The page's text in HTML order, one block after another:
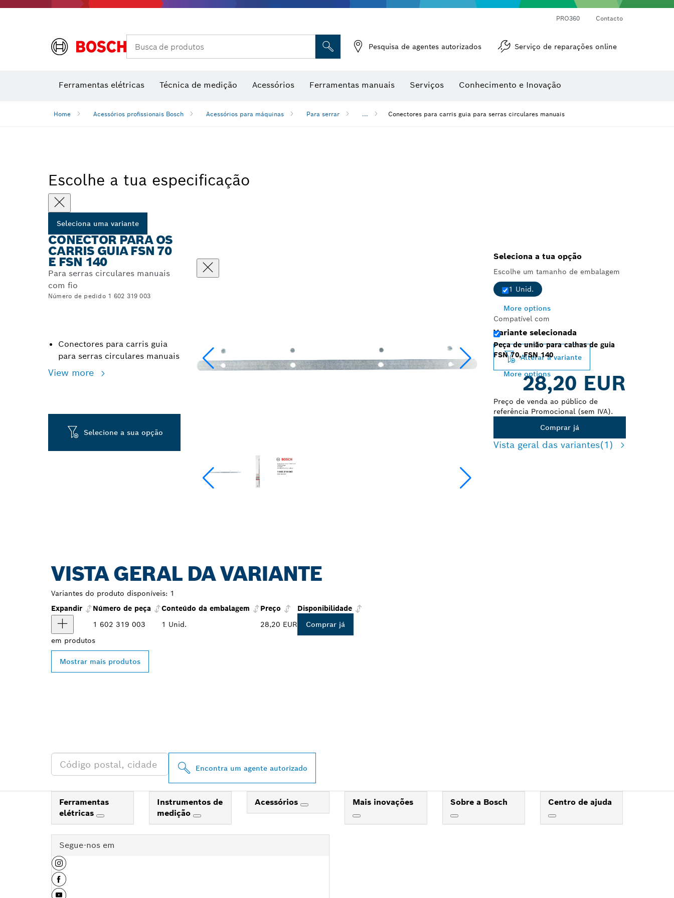
PRO360 Contacto
Busca de produtos Pesquisa de agentes autorizados Serviço de reparações online
Ferramentas elétricas Técnica de medição Acessórios Ferramentas manuais Serviços Conhecimento e Inovação
Home Acessórios profissionais Bosch Acessórios para máquinas Para serrar ... Conectores para carris guia para serras circulares manuais
Escolhe a tua especificação
Seleciona uma variante
CONECTOR PARA OS
CARRIS GUIA FSN 70
E FSN 140
Para serras circulares manuais
com fio
Número de pedido 1 602 319 003
Conectores para carris guia
para serras circulares manuais
View more
Selecione a sua opção
Seleciona a tua opção
Escolhe um tamanho de embalagem
1 Unid.
More options
Compatível com
Peça de união para calhas de guia
FSN 70, FSN 140
More options
Variante selecionada
Alterar a variante
28,20 EUR
Preço de venda ao público de
referência Promocional (sem IVA).
Comprar já
Vista geral das variantes(1)
VISTA GERAL DA VARIANTE
Variantes do produto disponíveis: 1
Expandir
Número de peça Conteúdo da embalagem Preço
Disponibilidade
1 602 319 003
1 Unid. 28,20 EUR
Comprar já
em produtos
Mostrar mais produtos
Encontra um agente autorizado
Ferramentas
elétricas
Instrumentos de
medição
Acessórios Mais inovações Sobre a Bosch Centro de ajuda
Segue-nos em